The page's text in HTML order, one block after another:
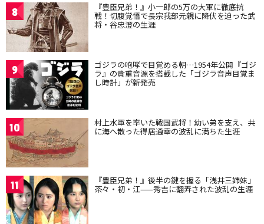
8 『豊臣兄弟！』小一郎の5万の大軍に徹底抗
戦！切腹覚悟で長宗我部元親に降伏を迫った武
将・谷忠澄の生涯
9 ゴジラの咆哮で目覚める朝…1954年公開『ゴジ
ラ』の貴重音源を搭載した「ゴジラ音声目覚ま
し時計」が新発売
10 村上水軍を率いた戦国武将！幼い弟を支え、共
に海へ散った得居通幸の波乱に満ちた生涯
11 『豊臣兄弟！』後半の鍵を握る「浅井三姉妹」
茶々・初・江——秀吉に翻弄された波乱の生涯